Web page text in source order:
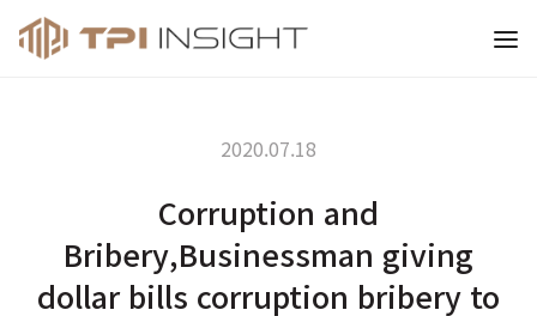
티피아이 인사이트
2020.07.18
Corruption and
Bribery,Businessman giving
dollar bills corruption bribery to